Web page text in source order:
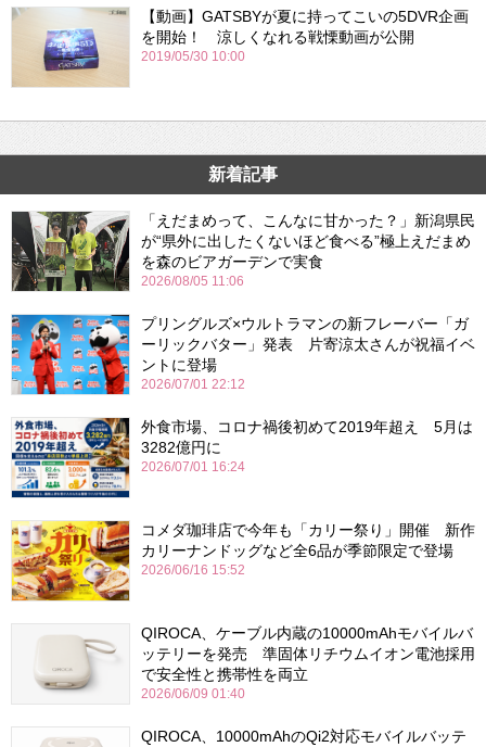
【動画】GATSBYが夏に持ってこいの5DVR企画
を開始！ 涼しくなれる戦慄動画が公開
2019/05/30 10:00
新着記事
「えだまめって、こんなに甘かった？」新潟県民
が“県外に出したくないほど食べる”極上えだまめ
を森のビアガーデンで実食
2026/08/05 11:06
プリングルズ×ウルトラマンの新フレーバー「ガ
ーリックバター」発表 片寄涼太さんが祝福イベ
ントに登場
2026/07/01 22:12
外食市場、コロナ禍後初めて2019年超え 5月は
3282億円に
2026/07/01 16:24
コメダ珈琲店で今年も「カリー祭り」開催 新作
カリーナンドッグなど全6品が季節限定で登場
2026/06/16 15:52
QIROCA、ケーブル内蔵の10000mAhモバイルバ
ッテリーを発売 準固体リチウムイオン電池採用
で安全性と携帯性を両立
2026/06/09 01:40
QIROCA、10000mAhのQi2対応モバイルバッテ